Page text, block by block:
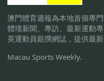
澳門體育週報為本地首個專
體壇新聞、專訪、最新運動
英運動員親撰網誌，提供最
Macau Sports Weekly.